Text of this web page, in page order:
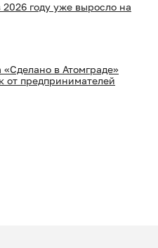
году уже выросло на
в Атомграде»
от предпринимателей